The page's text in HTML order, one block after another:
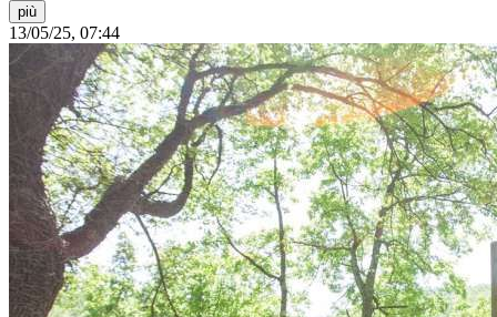
più
13/05/25, 07:44